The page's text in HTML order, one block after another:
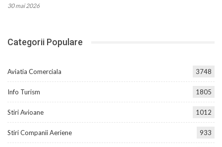
30 mai 2026
Categorii Populare
Aviatia Comerciala 3748
Info Turism 1805
Stiri Avioane 1012
Stiri Companii Aeriene 933